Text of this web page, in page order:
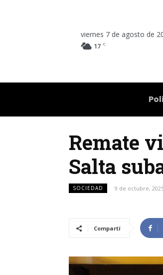
viernes 7 de agosto de
17 C
Remate
Salta
SOCIEDAD 9 de octubre,
Compartí